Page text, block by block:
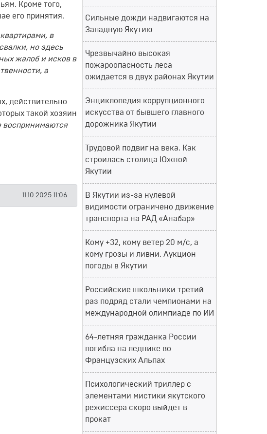
Кроме того,
его принятия.
в
но здесь
жалоб и исков в
а
действительно
такой хозяин
11.10.2025 11:06
Сильные дожди надвигаются на
Западную Якутию
Чрезвычайно высокая
пожароопасность леса
ожидается в двух районах Якутии
Энциклопедия коррупционного
искусства от бывшего главного
дорожника Якутии
Трудовой подвиг на века. Как
строилась столица Южной
Якутии
В Якутии из-за нулевой
видимости ограничено движение
транспорта на РАД «Анабар»
Кому +32, кому ветер 20 м/с, а
кому грозы и ливни. Аукцион
погоды в Якутии
Российские школьники третий
раз подряд стали чемпионами на
международной олимпиаде по ИИ
64-летняя гражданка России
погибла на леднике во
Французских Альпах
Психологический триллер с
элементами мистики якутского
режиссера скоро выйдет в
прокат